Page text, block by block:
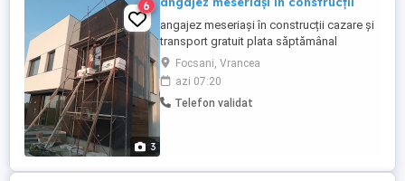
3
6
angajez meseriași în construcții cazare și
transport gratuit plata săptămânal
posibilitatea de a da și la mp nr contact
Focsani, Vrancea
azi 07:20
Telefon validat